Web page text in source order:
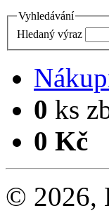
Vyhledávání
Hledaný výraz
0 ks
0 Kč
© 2026,